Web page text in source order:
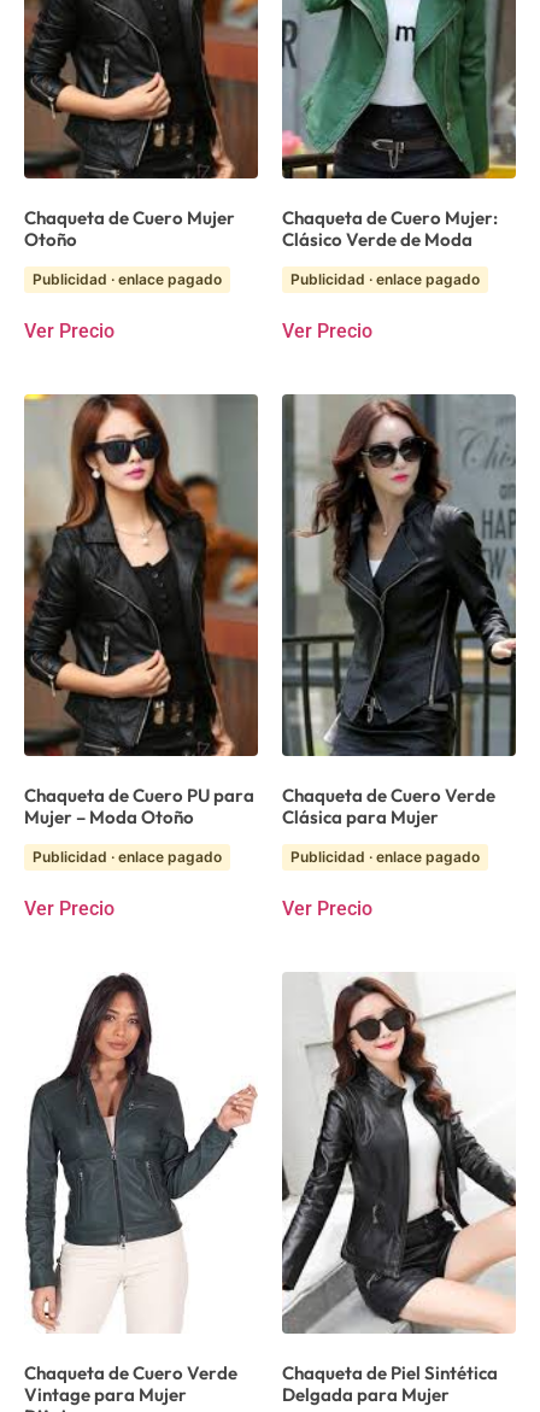
Chaqueta de Cuero Mujer
Otoño
Publicidad · enlace pagado
Ver Precio
Chaqueta de Cuero Mujer:
Clásico Verde de Moda
Publicidad · enlace pagado
Ver Precio
Chaqueta de Cuero PU para
Mujer – Moda Otoño
Publicidad · enlace pagado
Ver Precio
Chaqueta de Cuero Verde
Clásica para Mujer
Publicidad · enlace pagado
Ver Precio
Chaqueta de Cuero Verde
Vintage para Mujer
Chaqueta de Piel Sintética
Delgada para Mujer